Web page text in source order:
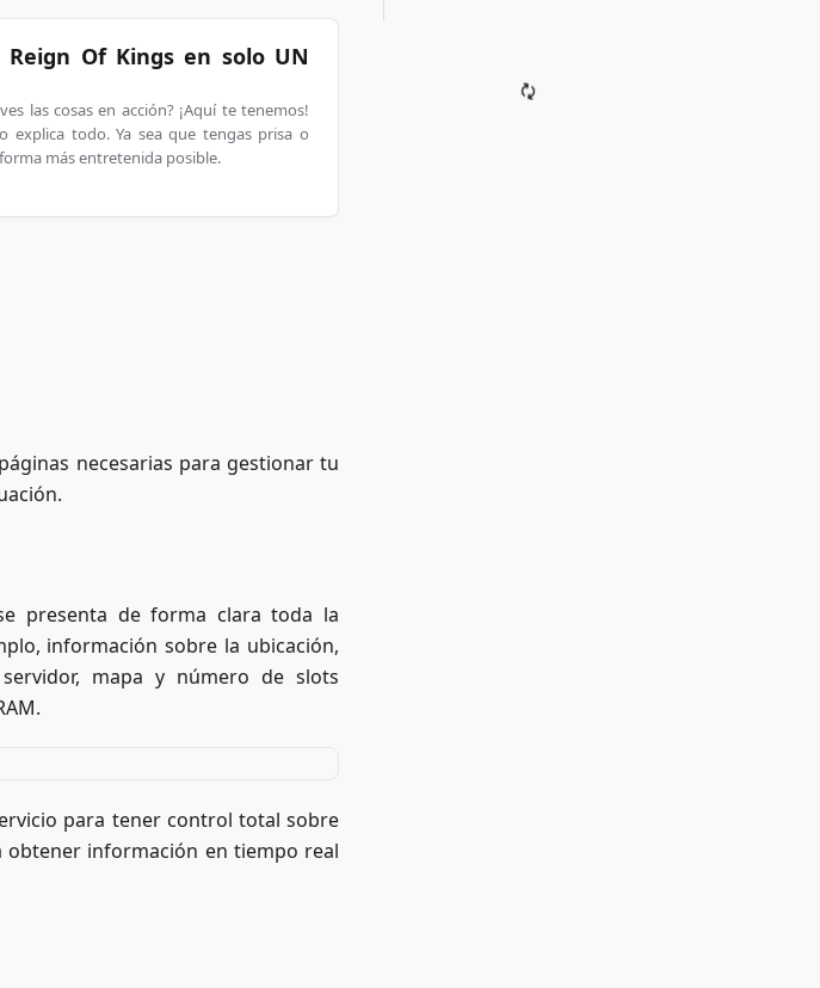
Of Kings en solo UN
las cosas en acción? ¡Aquí te tenemos!
todo. Ya sea que tengas prisa o
más entretenida posible.
necesarias para gestionar tu
presenta de forma clara toda la
información sobre la ubicación,
mapa y número de slots
para tener control total sobre
obtener información en tiempo real